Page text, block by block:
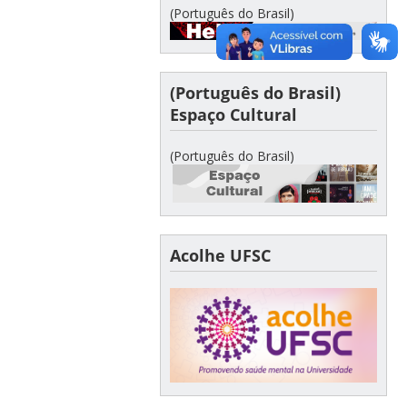
(Português do Brasil)
(Português do Brasil)
Espaço Cultural
(Português do Brasil)
Acolhe UFSC